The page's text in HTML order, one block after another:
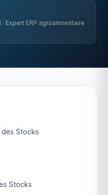
Expert ERP agroalimentaire
des Stocks
Stocks